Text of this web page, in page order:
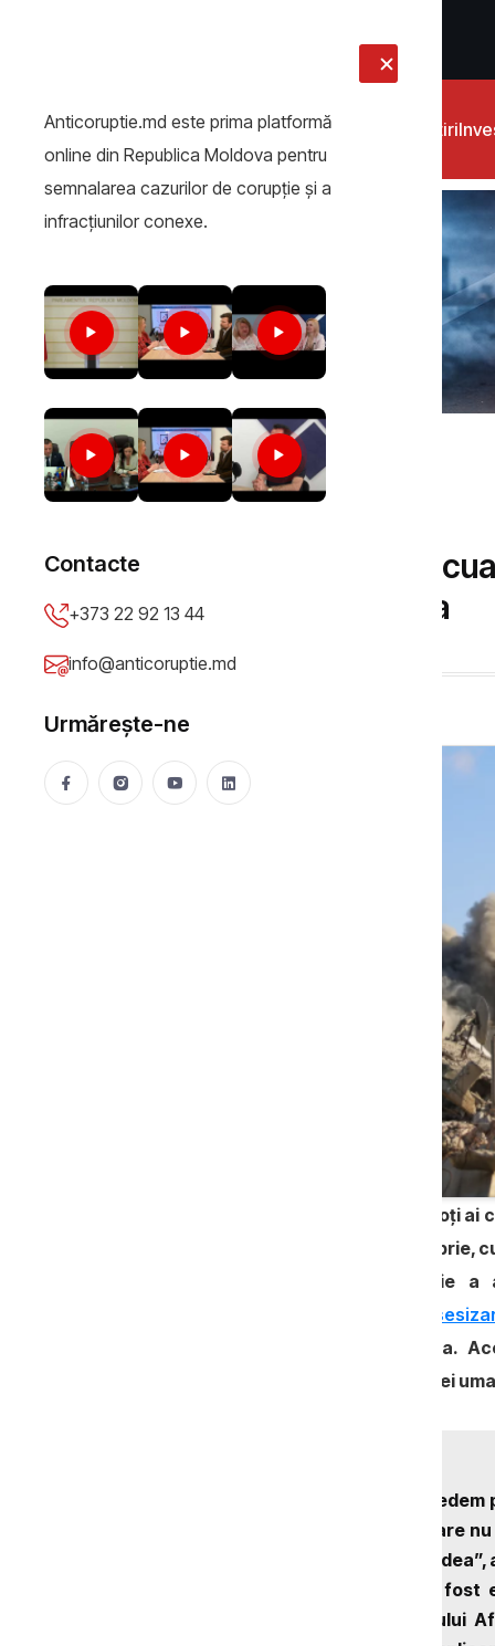
Știri
Anticoruptie.md este prima platformă
online din Republica Moldova pentru
semnalarea cazurilor de corupţie şi a
infracţiunilor conexe.
Contacte
+373 22 92 13 44
info@anticoruptie.md
Urmărește-ne
Patru palestinieni
familiile lor în Moldova
Virlan Olga 25 Oct 2025
Patru palestinieni din Fâșia Gaza – soți
opt copii –s-au reunit ieri, 24 octombrie,
din zona de conflict. În luna iulie a
anticoruptie.md a fost publicată o
ale căror soți erau blocați în Gaza.
moldovene în fața dramei
„Nu-mi vine să cred că îl
desprind de tatăl lor, pe care
speranța că îl vor mai
femeile ale căror soți au fost
reprezentanților Ministerului